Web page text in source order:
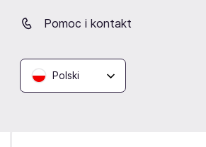
Pomoc i kontakt
Polski
Kup bilety
Cena zawiera wszystkie opłaty